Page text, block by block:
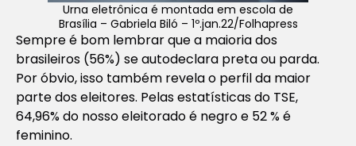
Urna eletrônica é montada em escola de
Brasília – Gabriela Biló – 1º.jan.22/Folhapress
Sempre é bom lembrar que a maioria dos
brasileiros (56%) se autodeclara preta ou parda.
Por óbvio, isso também revela o perfil da maior
parte dos eleitores. Pelas estatísticas do TSE,
64,96% do nosso eleitorado é negro e 52 % é
feminino.